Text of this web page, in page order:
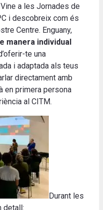
a les Jornades de
i descobreix com és
Centre. Enguany,
manera individual
te una
i adaptada als teus
directament amb
en primera persona
al CITM.
Durant les
detall: